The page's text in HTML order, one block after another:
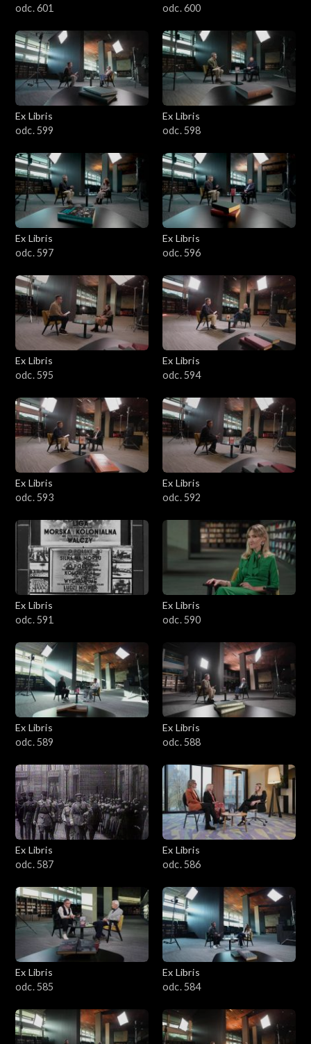
odc. 601
odc. 600
Ex Libris
odc. 599
Ex Libris
odc. 598
Ex Libris
odc. 597
Ex Libris
odc. 596
Ex Libris
odc. 595
Ex Libris
odc. 594
Ex Libris
odc. 593
Ex Libris
odc. 592
Ex Libris
odc. 591
Ex Libris
odc. 590
Ex Libris
odc. 589
Ex Libris
odc. 588
Ex Libris
odc. 587
Ex Libris
odc. 586
Ex Libris
odc. 585
Ex Libris
odc. 584